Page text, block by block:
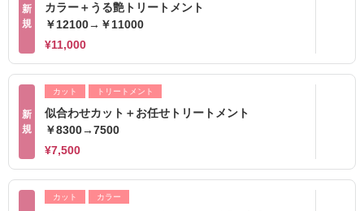
新
規
カラー＋うる艶トリートメント
￥12100→￥11000
¥11,000
新
規
カット トリートメント
似合わせカット＋お任せトリートメント
￥8300→7500
¥7,500
カット カラー